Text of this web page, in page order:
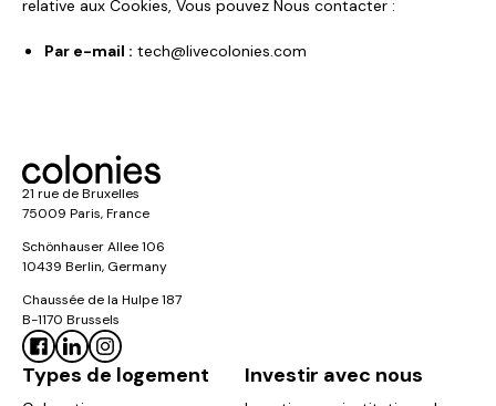
relative aux Cookies, Vous pouvez Nous contacter :
Par e-mail : tech@livecolonies.com
21 rue de Bruxelles
75009 Paris, France
Schönhauser Allee 106
10439 Berlin, Germany
Chaussée de la Hulpe 187
B-1170 Brussels
Types de logement Investir avec nous